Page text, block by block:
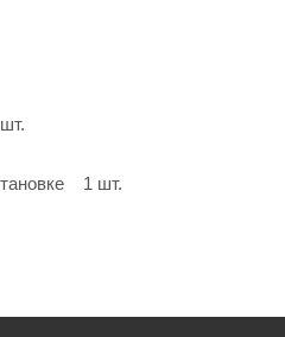
1 шт.